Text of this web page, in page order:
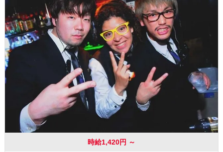
時給1,420円 ～